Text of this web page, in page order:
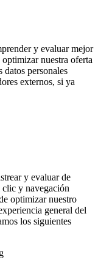
y evaluar mejor
nuestra oferta
personales
externos, si ya
y evaluar de
y navegación
optimizar nuestro
general del
los siguientes